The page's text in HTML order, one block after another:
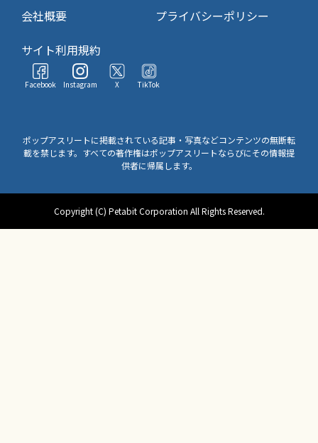
会社概要
プライバシーポリシー
サイト利用規約
Facebook Instagram X TikTok
ポップアスリートに掲載されている記事・写真などコンテンツの無断転
載を禁じます。すべての著作権はポップアスリートならびにその情報提
供者に帰属します。
Copyright (C) Petabit Corporation All Rights Reserved.